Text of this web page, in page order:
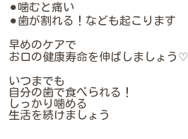
⚫︎噛むと痛い
⚫︎歯が割れる！なども起こります
早めのケアで
お口の健康寿命を伸ばしましょう♡
いつまでも
自分の歯で食べられる！
しっかり噛める
生活を続けましょう